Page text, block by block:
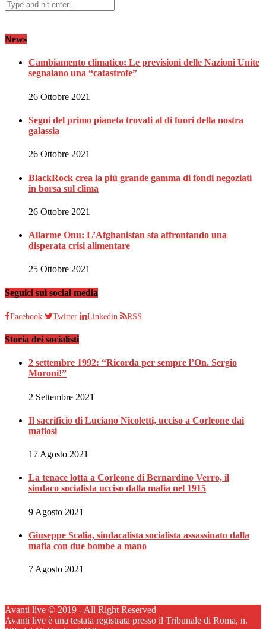
News
Cambiamento climatico: Le previsioni delle Nazioni Unite
segnalano una “catastrofe”
26 Ottobre 2021
Segni del primo pianeta trovati al di fuori della nostra
galassia
26 Ottobre 2021
BlackRock crea la più grande gamma di fondi negoziati
in borsa sul clima
26 Ottobre 2021
Allarme Onu: L’Afghanistan sta affrontando una
disperata crisi alimentare
25 Ottobre 2021
Seguici sui social media
Facebook Twitter Linkedin RSS
Storia dei socialisti
2 settembre 1992: “Ricorda per sempre l’On. Sergio
Moroni!”
2 Settembre 2021
Il sacrificio di Luciano Nicoletti, ucciso a Corleone dai
mafiosi
17 Agosto 2021
La tenace lotta a Corleone di Bernardino Verro, il
sindaco socialista ucciso dalla mafia nel 1915
9 Agosto 2021
Giuseppe Scalia, sindacalista socialista assassinato dalla
mafia con due bombe a mano
7 Agosto 2021
Avanti live © 2019 - All Right Reserved
Avanti live è una testata registrata presso il Tribunale di Roma, n.